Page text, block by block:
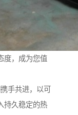
度，成为您值
手共进，以可
持久稳定的热